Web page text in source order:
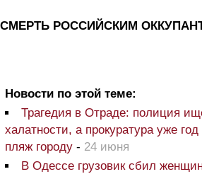
СМЕРТЬ РОССИЙСКИМ
Новости по этой теме:
Трагедия в Отраде: полиция
халатности, а прокуратура уже
пляж городу - 24 июня
В Одессе грузовик сбил